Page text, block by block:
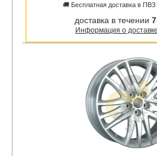
🚚 Бесплатная доставка в
доставка в течении
Информация о